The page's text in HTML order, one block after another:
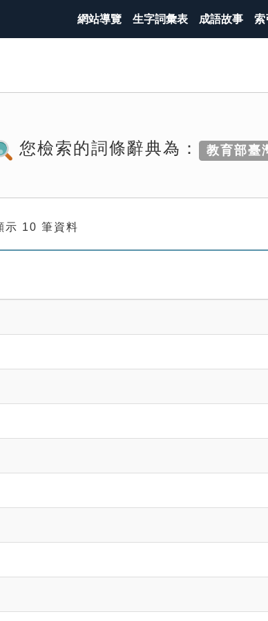
網站導覽 生字詞彙表 成語故事 索
您檢索的詞條辭典為： 教育部臺
示 10 筆資料